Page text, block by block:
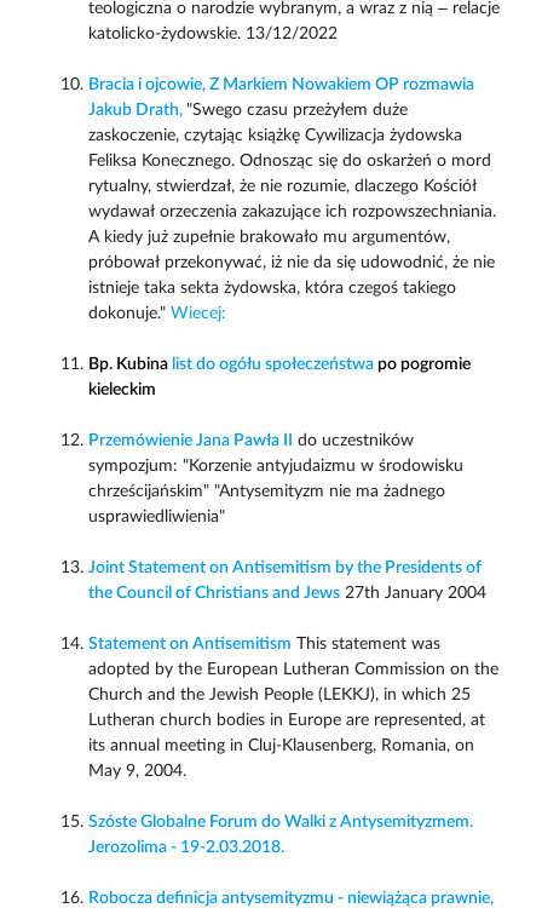
teologiczna o narodzie wybranym, a wraz z nią – relacje
katolicko-żydowskie. 13/12/2022
Bracia i ojcowie, Z Markiem Nowakiem OP rozmawia
Jakub Drath, "Swego czasu przeżyłem duże
zaskoczenie, czytając książkę Cywilizacja żydowska
Feliksa Konecznego. Odnosząc się do oskarżeń o mord
rytualny, stwierdzał, że nie rozumie, dlaczego Kościół
wydawał orzeczenia zakazujące ich rozpowszechniania.
A kiedy już zupełnie brakowało mu argumentów,
próbował przekonywać, iż nie da się udowodnić, że nie
istnieje taka sekta żydowska, która czegoś takiego
dokonuje." Wiecej:
Bp. Kubina list do ogółu społeczeństwa po pogromie
kieleckim
Przemówienie Jana Pawła II
do uczestników
sympozjum: "Korzenie antyjudaizmu w środowisku
chrześcijańskim" "Antysemityzm nie ma żadnego
usprawiedliwienia"
Joint Statement on Antisemitism by the Presidents of
the Council of Christians and Jews27th January 2004
Statement on Antisemitism This statement was
adopted by the European Lutheran Commission on the
Church and the Jewish People (LEKKJ), in which 25
Lutheran church bodies in Europe are represented, at
its annual meeting in Cluj-Klausenberg, Romania, on
May 9, 2004.
Szóste Globalne Forum do Walki z Antysemityzmem.
Jerozolima - 19-2.03.2018.
Robocza definicja antysemityzmu - niewiążąca prawnie,